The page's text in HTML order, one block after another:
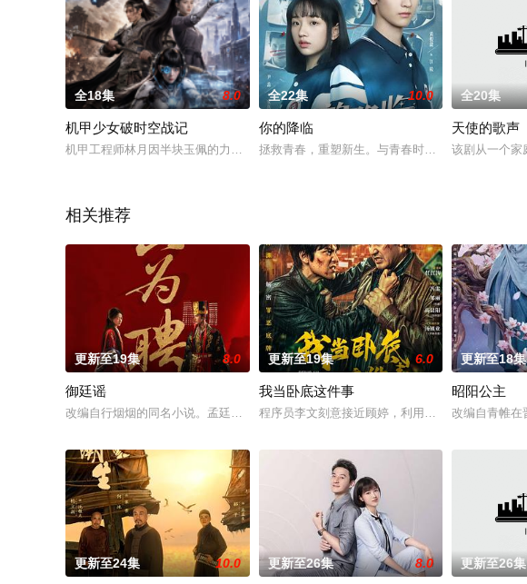
全18集 8.0
机甲少女破时空战记
机甲工程师林月因半块玉佩的力量穿越到古代机关术世界，与镇北将军萧景珩并肩修复
全22集 10.0
你的降临
拯救青春，重塑新生。与青春时空接一次力，未来
全20集
天使的歌声
该剧从一个家
相关推荐
更新至19集 8.0
御廷谣
改编自行烟烟的同名小说。孟廷辉，大平王朝有史以来个以女子进士科三元及第入翰林
更新至19集 6.0
我当卧底这件事
程序员李文刻意接近顾婷，利用顾炎女儿奴的属性
更新至18集
昭阳公主
改编自青帷在
更新至24集 10.0 更新至26集 8.0 更新至26集